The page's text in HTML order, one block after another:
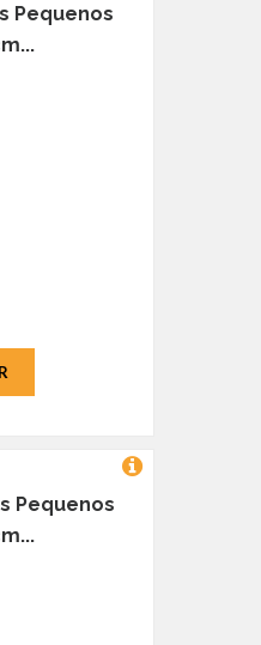
Pequenos
Pequenos